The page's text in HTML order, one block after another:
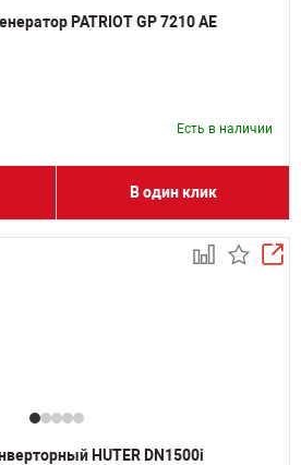
PATRIOT GP 7210 AE
Есть в наличии
В один клик
HUTER DN1500i